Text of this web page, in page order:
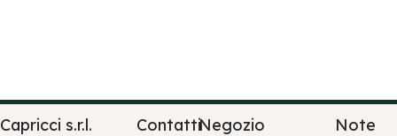
Capricci s.r.l. ContattiNegozio Note